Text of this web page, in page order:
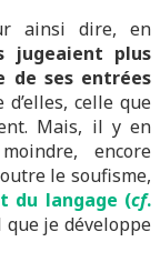
ainsi dire, en
jugeaient plus
de ses entrées
d’elles, celle que
Mais, il y en
encore
le soufisme,
du langage (cf.
que je développe